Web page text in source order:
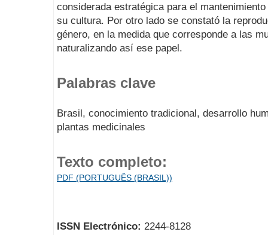
considerada estratégica para el
su cultura. Por otro lado se constató la
género, en la medida que corresponde a las
naturalizando así ese papel.
Palabras clave
Brasil, conocimiento tradicional, desarrollo
plantas medicinales
Texto completo:
PDF (PORTUGUÊS (BRASIL))
ISSN Electrónico: 2244-8128